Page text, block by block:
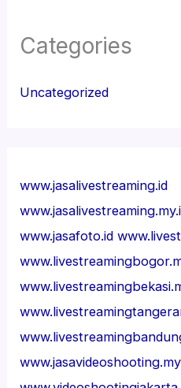
Categories
Uncategorized
www.jasalivestreaming.id
www.jasafoto.id